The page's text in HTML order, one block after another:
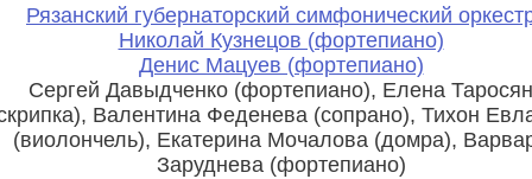
Рязанский губернаторский симфонический
Николай Кузнецов (фортепиано)
Денис Мацуев (фортепиано)
Сергей Давыдченко (фортепиано), Елена Таросян
Валентина Феденева (сопрано), Тихон
(виолончель), Екатерина Мочалова (домра),
Заруднева (фортепиано)